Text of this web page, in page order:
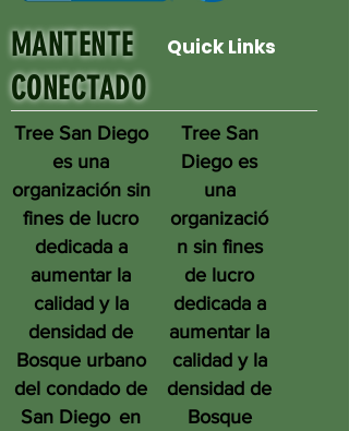
MANTENTE
CONECTADO
Quick Links
Tree San Diego
es una
organización sin
fines de lucro
dedicada a
aumentar la
calidad y la
densidad de
Bosque urbano
del condado de
San Diego en
Tree San
Diego es
una
organizació
n sin fines
de lucro
dedicada a
aumentar la
calidad y la
densidad de
Bosque